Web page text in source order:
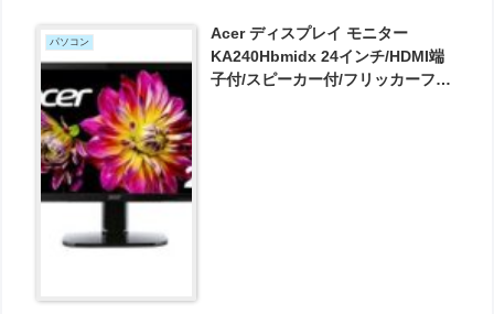
パソコン
Acer ディスプレイ モニター
KA240Hbmidx 24インチ/HDMI端
子付/スピーカー付/フリッカーフリ